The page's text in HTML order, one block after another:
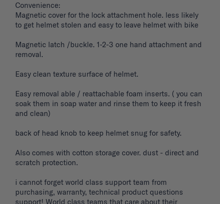
Convenience:
Magnetic cover for the lock attachment hole. less likely
to get helmet stolen and easy to leave helmet with bike
Magnetic latch /buckle. 1-2-3 one hand attachment and
removal.
Easy clean texture surface of helmet.
Easy removal able / reattachable foam inserts. ( you can
soak them in soap water and rinse them to keep it fresh
and clean)
back of head knob to keep helmet snug for safety.
Also comes with cotton storage cover. dust - direct and
scratch protection.
i cannot forget world class support team from
purchasing, warranty, technical product questions
support! World class teams that care about their